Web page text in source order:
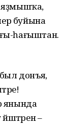
яҙмышҡа,
буйына
һағыштан.
донъя,
янында
–